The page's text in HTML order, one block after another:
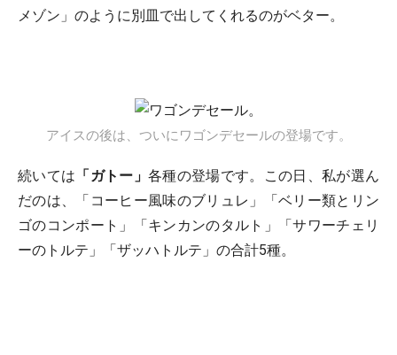
メゾン」のように別皿で出してくれるのがベター。
アイスの後は、ついにワゴンデセールの登場です。
続いては 「ガトー」各種の登場です。この日、私が選ん
だのは、「コーヒー風味のブリュレ」「ベリー類とリン
ゴのコンポート」「キンカンのタルト」「サワーチェリ
ーのトルテ」「ザッハトルテ」の合計5種。